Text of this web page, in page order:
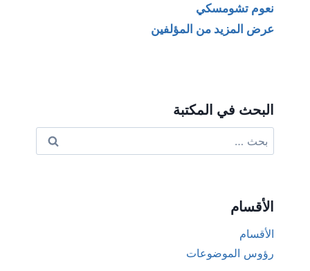
نعوم تشومسكي
عرض المزيد من المؤلفين
البحث في المكتبة
عن:
الأقسام
الأقسام
رؤوس الموضوعات